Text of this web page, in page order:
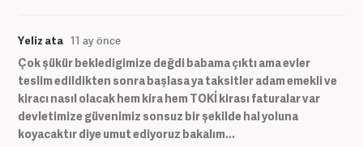
Yeliz ata 11 ay önce
Çok şükür bekledigimize değdi babama çıktı ama evler
teslim edildikten sonra başlasa ya taksitler adam emekli ve
kiracı nasıl olacak hem kira hem TOKİ kirası faturalar var
devletimize güvenimiz sonsuz bir şekilde hal yoluna
koyacaktır diye umut ediyoruz bakalım...